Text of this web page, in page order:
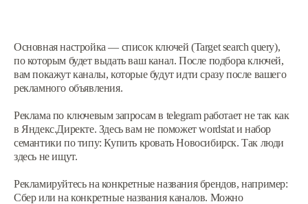
Основная настройка — список ключей (Target search query),
по которым будет выдать ваш канал. После подбора ключей,
вам покажут каналы, которые будут идти сразу после вашего
рекламного объявления.
Реклама по ключевым запросам в telegram работает не так как
в Яндекс.Директе. Здесь вам не поможет wordstat и набор
семантики по типу: Купить кровать Новосибирск. Так люди
здесь не ищут.
Рекламируйтесь на конкретные названия брендов, например:
Сбер или на конкретные названия каналов. Можно